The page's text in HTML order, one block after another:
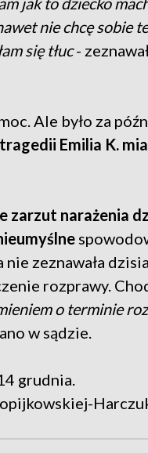
nie chcę sobie
się tłuc-
Ale było za
Emilia K.
zarzut narażenia
zeznawała
rozprawy.
o terminie
w sądzie.
grudnia.